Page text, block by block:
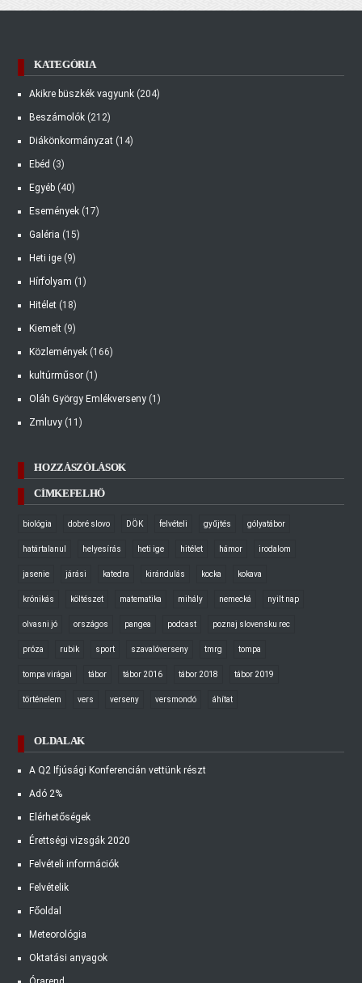
KATEGÓRIA
Akikre büszkék vagyunk (204)
Beszámolók (212)
Diákönkormányzat (14)
Ebéd (3)
Egyéb (40)
Események (17)
Galéria (15)
Heti ige (9)
Hírfolyam (1)
Hitélet (18)
Kiemelt (9)
Közlemények (166)
kultúrműsor (1)
Oláh György Emlékverseny (1)
Zmluvy (11)
HOZZÁSZÓLÁSOK
CÍMKEFELHŐ
biológia dobré slovo DÖK felvételi gyűjtés gólyatábor
határtalanul helyesírás heti ige hitélet hámor irodalom
jasenie járási katedra kirándulás kocka kokava
krónikás költészet matematika mihály nemecká nyilt nap
olvasni jó országos pangea podcast poznaj slovensku rec
próza rubik sport szavalóverseny tmrg tompa
tompa virágai tábor tábor 2016 tábor 2018 tábor 2019
történelem vers verseny versmondó áhítat
OLDALAK
A Q2 Ifjúsági Konferencián vettünk részt
Adó 2%
Elérhetőségek
Érettségi vizsgák 2020
Felvételi információk
Felvételik
Főoldal
Meteorológia
Oktatási anyagok